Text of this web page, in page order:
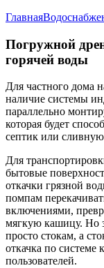
Главная
Погружной
горячей воды
Для частного дома
наличие системы
параллельно
которая будет
септик или
Для
бытовые
откачки грязной
помпам
включениями,
мягкую кашицу. Но
просто стокам, а
откачка по системе
пользователей.